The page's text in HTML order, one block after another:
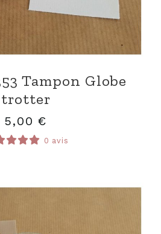
Tampon Globe
trotter
5,00 €
0 avis